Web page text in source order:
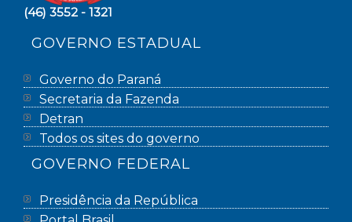
(46) 3552 - 1321
GOVERNO ESTADUAL
Governo do Paraná
Secretaria da Fazenda
Detran
Todos os sites do governo
GOVERNO FEDERAL
Presidência da República